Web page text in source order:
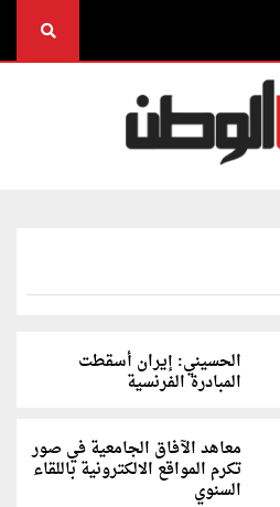
الحسيني: إيران أسقطت
المبادرة الفرنسية
معاهد الآفاق الجامعية في صور
تكرم المواقع الالكترونية باللقاء
السنوي